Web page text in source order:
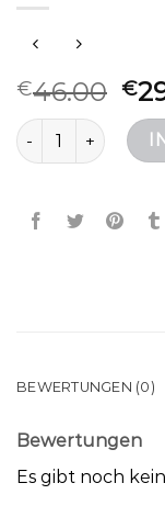
€46.00 €
umhängetasche
BEWERTUNGEN (0)
Bewertungen
Es gibt noch